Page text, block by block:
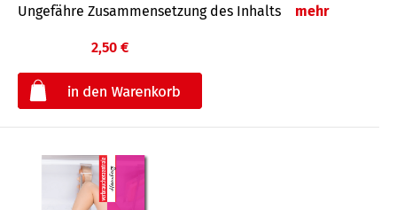
Ungefähre Zusammensetzung des Inhalts mehr
2,50 €